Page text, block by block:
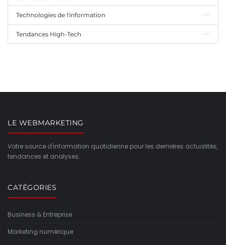
Technologies de l'information
Tendances High-Tech
LE WEBMARKETING
Votre source d'information quotidienne pour les dernières actualités,
tendances et analyses.
CATÉGORIES
Business & Entreprise
Marketing numérique